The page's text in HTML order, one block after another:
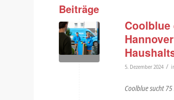
Beiträge
Coolblue
5. Dezember 2024 /
Coolblue sucht